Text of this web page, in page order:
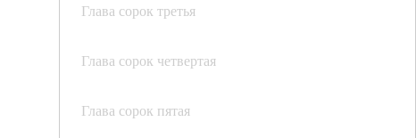
Глава сорок третья
Глава сорок четвертая
Глава сорок пятая